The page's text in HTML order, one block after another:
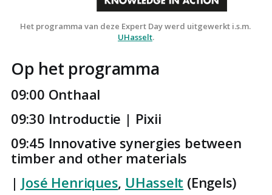
Het programma van deze Expert Day werd uitgewerkt i.s.m.
UHasselt.
Op het programma
09:00 Onthaal
09:30 Introductie | Pixii
09:45 Innovative synergies between
timber and other materials
| José Henriques, UHasselt (Engels)